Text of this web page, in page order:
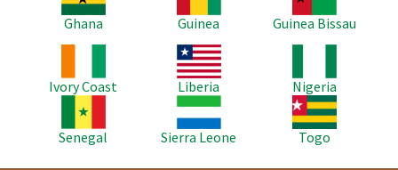
Ghana
Guinea
Guinea Bissau
Ivory Coast
Imagem
Liberia
Nigeria
Imagem
Senegal
Imagem
Sierra Leone
Imagem
Togo